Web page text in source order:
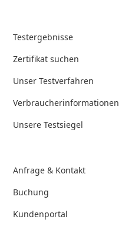
Testergebnisse
Zertifikat suchen
Unser Testverfahren
Verbraucherinformationen
Unsere Testsiegel
Anfrage & Kontakt
Buchung
Kundenportal